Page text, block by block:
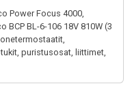
Power Focus 4000,
BL-6-106 18V 810W (3
puristusosat, liittimet,